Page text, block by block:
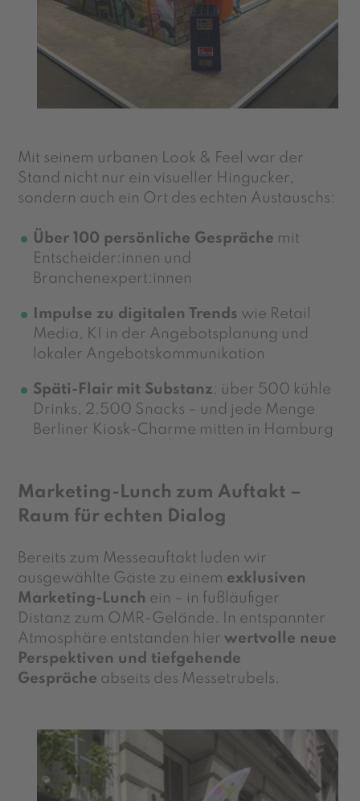
Mit seinem urbanen Look & Feel war der
Stand nicht nur ein visueller Hingucker,
sondern auch ein Ort des echten Austauschs:
Über 100 persönliche Gespräche mit
Entscheider:innen und
Branchenexpert:innen
Impulse zu digitalen Trends wie Retail
Media, KI in der Angebotsplanung und
lokaler Angebotskommunikation
Späti-Flair mit Substanz: über 500 kühle
Drinks, 2.500 Snacks – und jede Menge
Berliner Kiosk-Charme mitten in Hamburg
Marketing-Lunch zum Auftakt –
Raum für echten Dialog
Bereits zum Messeauftakt luden wir
ausgewählte Gäste zu einem exklusiven
Marketing-Lunch ein – in fußläufiger
Distanz zum OMR-Gelände. In entspannter
Atmosphäre entstanden hierwertvolle neue
Perspektiven und tiefgehende
Gespräche abseits des Messetrubels.